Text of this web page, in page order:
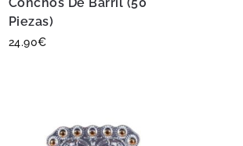
Piezas)
24.90€